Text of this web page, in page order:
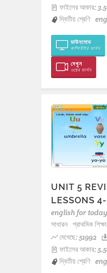
ফাইলের আকার:
দ্বিতীয় শ্রেণি
ডাউনলোড
কম্পিউটার ভার্সন
দেখুন
ওয়েব ভার্সন
UNIT 5
LESSONS
english for today
সাধারন প্রাথমিক শিক্ষা
দেখেছে: 51992
ফাইলের আকার:
দ্বিতীয় শ্রেণি